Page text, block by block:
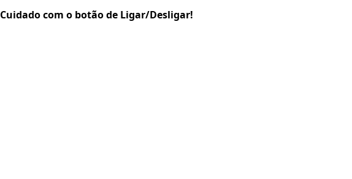
Cuidado com o botão de Ligar/Desligar!